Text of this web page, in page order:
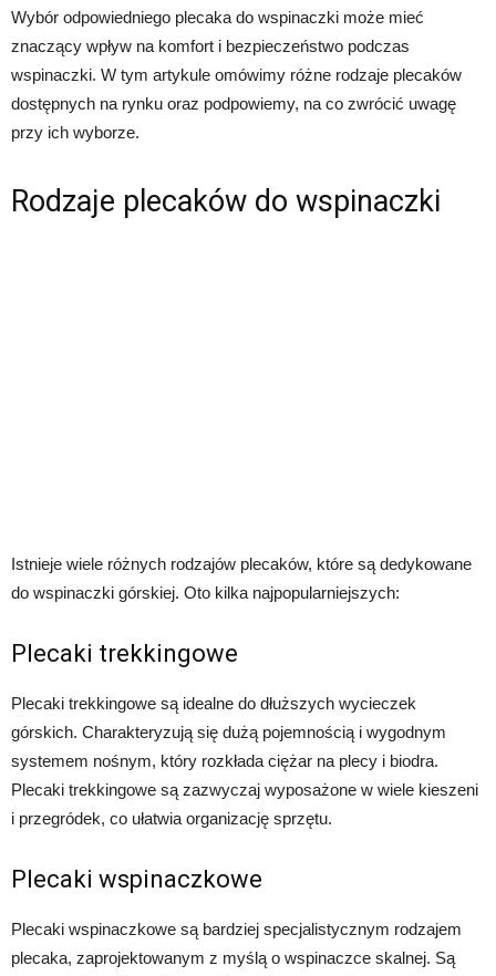
Wybór odpowiedniego plecaka do wspinaczki może mieć
znaczący wpływ na komfort i bezpieczeństwo podczas
wspinaczki. W tym artykule omówimy różne rodzaje plecaków
dostępnych na rynku oraz podpowiemy, na co zwrócić uwagę
przy ich wyborze.
Rodzaje plecaków do wspinaczki
Istnieje wiele różnych rodzajów plecaków, które są dedykowane
do wspinaczki górskiej. Oto kilka najpopularniejszych:
Plecaki trekkingowe
Plecaki trekkingowe są idealne do dłuższych wycieczek
górskich. Charakteryzują się dużą pojemnością i wygodnym
systemem nośnym, który rozkłada ciężar na plecy i biodra.
Plecaki trekkingowe są zazwyczaj wyposażone w wiele kieszeni
i przegródek, co ułatwia organizację sprzętu.
Plecaki wspinaczkowe
Plecaki wspinaczkowe są bardziej specjalistycznym rodzajem
plecaka, zaprojektowanym z myślą o wspinaczce skalnej. Są